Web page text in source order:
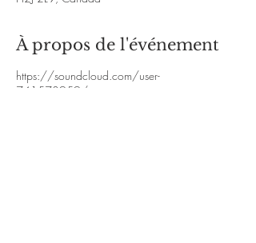
À propos de l'événement
https://soundcloud.com/user-
741573959/cigana